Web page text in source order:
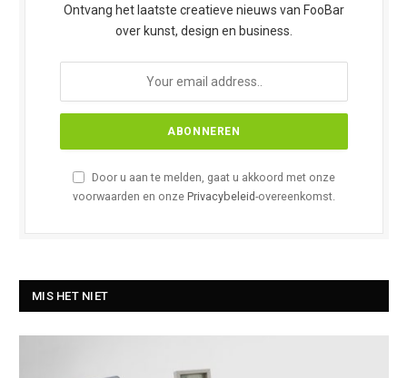
Ontvang het laatste creatieve nieuws van FooBar
over kunst, design en business.
Door u aan te melden, gaat u akkoord met onze
voorwaarden en onze Privacybeleid-overeenkomst.
MIS HET NIET